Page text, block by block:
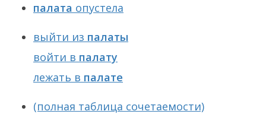
палата опустела
выйти из палаты
войти в палату
лежать в палате
(полная таблица сочетаемости)